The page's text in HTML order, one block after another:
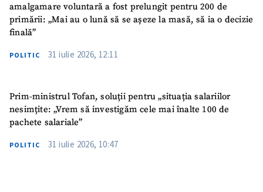
amalgamare voluntară a fost prelungit pentru 200 de
primării: „Mai au o lună să se așeze la masă, să ia o decizie
finală”
POLITIC 31 iulie 2026, 12:11
Prim-ministrul Tofan, soluții pentru „situația salariilor
nesimțite: „Vrem să investigăm cele mai înalte 100 de
pachete salariale”
POLITIC 31 iulie 2026, 10:47